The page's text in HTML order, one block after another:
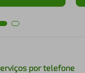
por telefone